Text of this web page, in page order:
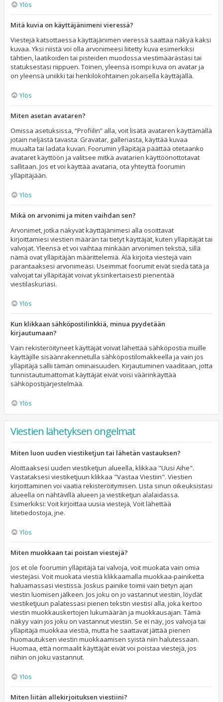
Ylös
Mitä kuvia on käyttäjänimeni vieressä?
Viestejä katsottaessa käyttäjänimen vieressä saattaa näkyä kaksi
kuvaa. Yksi niistä voi olla arvonimeesi liitetty kuva esimerkiksi
tähtien, laatikoiden tai pisteiden muodossa viestimäärästäsi tai
statuksestasi riippuen. Toinen, yleensä isompi kuva on avatar ja
on yleensä uniikki tai henkilökohtainen jokaisella käyttäjällä.
Ylös
Miten asetan avataren?
Omissa asetuksissa, “Profiilin” alla, voit lisätä avataren käyttämällä
jotain neljästä tavasta: Gravatar, galleriasta, käyttää kuvaa
muualta tai ladata kuvan. Foorumin ylläpitäjä päättää otetaanko
avataret käyttöön ja valitsee mitkä avatarien käyttöönottotavat
sallitaan. Jos et voi käyttää avataria, ota yhteyttä foorumin
ylläpitäjään.
Ylös
Mikä on arvonimi ja miten vaihdan sen?
Arvonimet, jotka näkyvät käyttäjänimesi alla osoittavat
kirjoittamiesi viestien määrän tai tietyt käyttäjät, kuten ylläpitäjät tai
valvojat. Yleensä et voi vaihtaa minkään arvonimen tekstiä, sillä
nämä ovat ylläpitäjän määrittelemiä. Älä kirjoita viestejä vain
parantaaksesi arvonimeäsi. Useimmat foorumit eivät siedä tätä ja
valvojat tai ylläpitäjät voivat yksinkertaisesti pienentää
viestilaskuriasi.
Ylös
Kun klikkaan sähköpostilinkkiä, minua pyydetään
kirjautumaan?
Vain rekisteröityneet käyttäjät voivat lähettää sähköpostia muille
käyttäjille sisäänrakennetulla sähköpostilomakkeella ja vain jos
ylläpitäjä sallii tämän ominaisuuden. Kirjautuminen vaaditaan, jotta
tunnistautumattomat käyttäjät eivät voisi väärinkäyttää
sähköpostijärjestelmää.
Ylös
Viestien lähetyksen ongelmat
Miten luon uuden viestiketjun tai lähetän vastauksen?
Aloittaaksesi uuden viestiketjun alueella, klikkaa "Uusi Aihe".
Vastataksesi viestiketjuun klikkaa "Vastaa Viestiin". Viestien
kirjoittaminen voi vaatia rekisteröitymisen. Lista sinun oikeuksistasi
alueella on nähtävillä alueen ja viestiketjun alalaidassa.
Esimerkiksi: Voit kirjoittaa uusia viestejä, Voit lähettää
liitetiedostoja, jne.
Ylös
Miten muokkaan tai poistan viestejä?
Jos et ole foorumin ylläpitäjä tai valvoja, voit muokata vain omia
viestejäsi. Voit muokata viestiä klikkaamalla muokkaa-painiketta
haluamassasi viestissä. Joskus painike toimii vain tietyn ajan
viestin luomisen jälkeen. Jos joku on jo vastannut viestiin, löydät
viestiketjuun palatessasi pienen tekstin viestisi alla, joka kertoo
viestin muokkauskertojen lukumäärän ja muokkausajan. Tämä
näkyy vain jos joku on vastannut viestiin. Se ei näy, jos valvoja tai
ylläpitäjä muokkaa viestiä, mutta he saattavat jättää pienen
huomautuksen viestin muokkaamisen syistä niin halutessaan.
Huomaa, että normaalit käyttäjät eivät voi poistaa viestejä, jos
niihin on joku vastannut.
Ylös
Miten liitän allekirjoituksen viestiini?